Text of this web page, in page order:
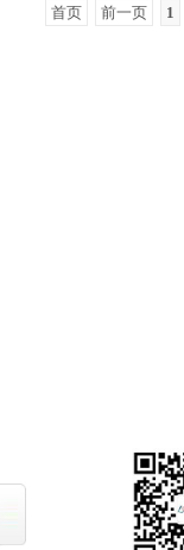
首页 前一页 1